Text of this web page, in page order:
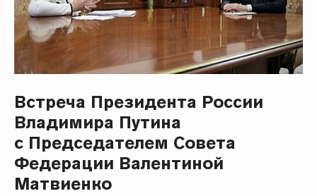
Встреча Президента России
Владимира Путина
с Председателем Совета
Федерации Валентиной
Матвиенко